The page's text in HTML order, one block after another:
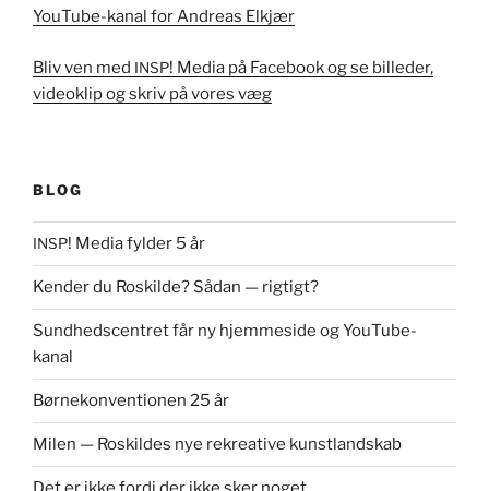
YouTube-kanal for Andreas Elkjær
Bliv ven med INSP! Media på Face­book og se billed­er,
videok­lip og skriv på vores væg
BLOG
INSP! Media fylder 5 år
Kender du Roskilde? Sådan — rigtigt?
Sundhedscentret får ny hjemmeside og YouTube-
kanal
Børnekonventionen 25 år
Milen — Roskildes nye rekreative kunstlandskab